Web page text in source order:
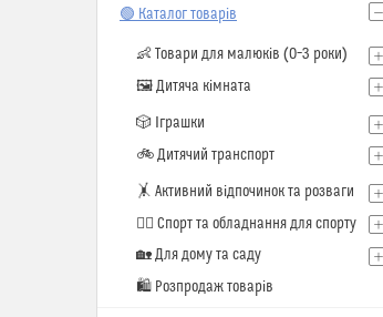
🟢 Каталог товарів
👶 Товари для малюків (0–3 роки)
🖼️ Дитяча кімната
🎲 Іграшки
🚲 Дитячий транспорт
🤸 Активний відпочинок та розваги
🏋️‍♂️ Спорт та обладнання для спорту
🏡 Для дому та саду
🛍 Розпродаж товарів